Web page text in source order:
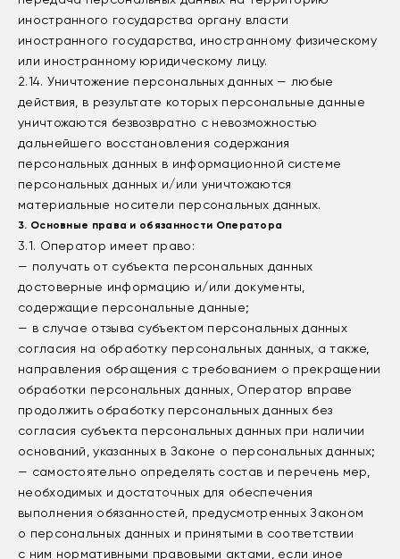
иностранного государства органу власти
иностранного государства, иностранному физическому
или иностранному юридическому лицу.
2.14. Уничтожение персональных данных — любые
действия, в результате которых персональные данные
уничтожаются безвозвратно с невозможностью
дальнейшего восстановления содержания
персональных данных в информационной системе
персональных данных и/или уничтожаются
материальные носители персональных данных.
3. Основные права и обязанности Оператора
3.1. Оператор имеет право:
— получать от субъекта персональных данных
достоверные информацию и/или документы,
содержащие персональные данные;
— в случае отзыва субъектом персональных данных
согласия на обработку персональных данных, а также,
направления обращения с требованием о прекращении
обработки персональных данных, Оператор вправе
продолжить обработку персональных данных без
согласия субъекта персональных данных при наличии
оснований, указанных в Законе о персональных данных;
— самостоятельно определять состав и перечень мер,
необходимых и достаточных для обеспечения
выполнения обязанностей, предусмотренных Законом
о персональных данных и принятыми в соответствии
с ним нормативными правовыми актами, если иное